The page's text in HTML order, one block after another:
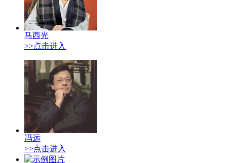
马西光
>>点击进入
冯远
>>点击进入